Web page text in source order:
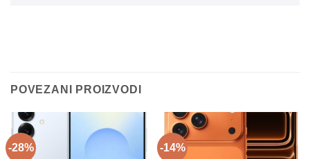
POVEZANI PROIZVODI
-28% -14%